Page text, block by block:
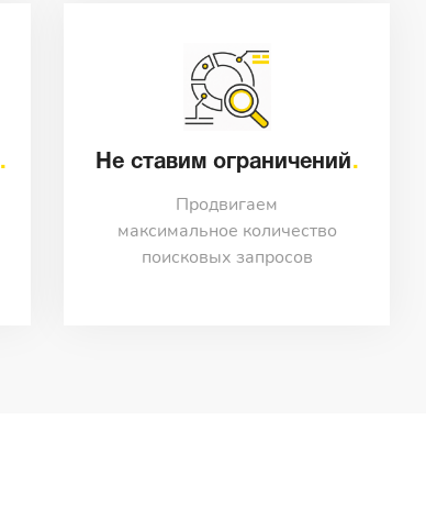
Не ставим ограничений
Продвигаем
максимальное количество
поисковых запросов